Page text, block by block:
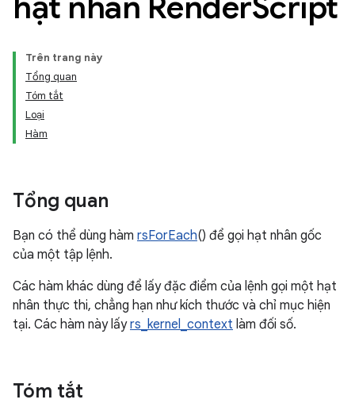
Trên trang này
Tổng quan
Tóm tắt
Loại
Hàm
Tổng quan
Bạn có thể dùng hàm rsForEach() để gọi hạt nhân gốc
của một tập lệnh.
Các hàm khác dùng để lấy đặc điểm của lệnh gọi một hạt
nhân thực thi, chẳng hạn như kích thước và chỉ mục hiện
tại. Các hàm này lấyrs_kernel_context làm đối số.
Tóm tắt